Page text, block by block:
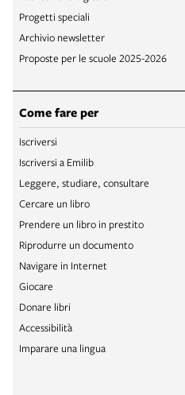
Progetti speciali
Archivio newsletter
Proposte per le scuole 2025-2026
Come fare per
Iscriversi
Iscriversi a Emilib
Leggere, studiare, consultare
Cercare un libro
Prendere un libro in prestito
Riprodurre un documento
Navigare in Internet
Giocare
Donare libri
Accessibilità
Imparare una lingua